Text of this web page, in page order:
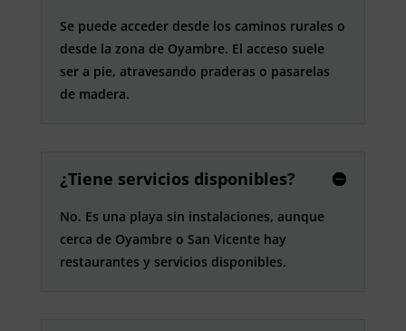
Se puede acceder desde los caminos rurales o
desde la zona de Oyambre. El acceso suele
ser a pie, atravesando praderas o pasarelas
de madera.
¿Tiene servicios disponibles?
No. Es una playa sin instalaciones, aunque
cerca de Oyambre o San Vicente hay
restaurantes y servicios disponibles.